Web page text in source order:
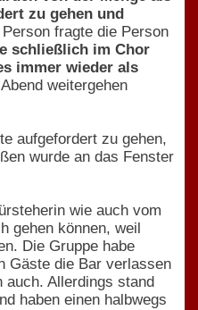
zu gehen und
fragte die Person
schließlich im Chor
immer wieder als
weitergehen
aufgefordert zu gehen,
wurde an das Fenster
wie auch vom
gehen können, weil
Die Gruppe habe
Gäste die Bar verlassen
Allerdings stand
haben einen halbwegs